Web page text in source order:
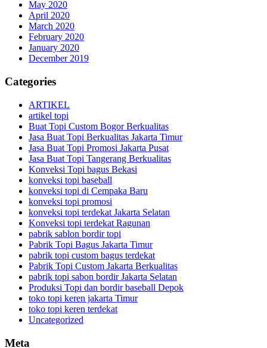
May 2020
April 2020
March 2020
February 2020
January 2020
December 2019
Categories
ARTIKEL
artikel topi
Buat Topi Custom Bogor Berkualitas
Jasa Buat Topi Berkualitas Jakarta Timur
Jasa Buat Topi Promosi Jakarta Pusat
Jasa Buat Topi Tangerang Berkualitas
Konveksi Topi bagus Bekasi
konveksi topi baseball
konveksi topi di Cempaka Baru
konveksi topi promosi
konveksi topi terdekat Jakarta Selatan
Konveksi topi terdekat Ragunan
pabrik sablon bordir topi
Pabrik Topi Bagus Jakarta Timur
pabrik topi custom bagus terdekat
Pabrik Topi Custom Jakarta Berkualitas
pabrik topi sabon bordir Jakarta Selatan
Produksi Topi dan bordir baseball Depok
toko topi keren jakarta Timur
toko topi keren terdekat
Uncategorized
Meta